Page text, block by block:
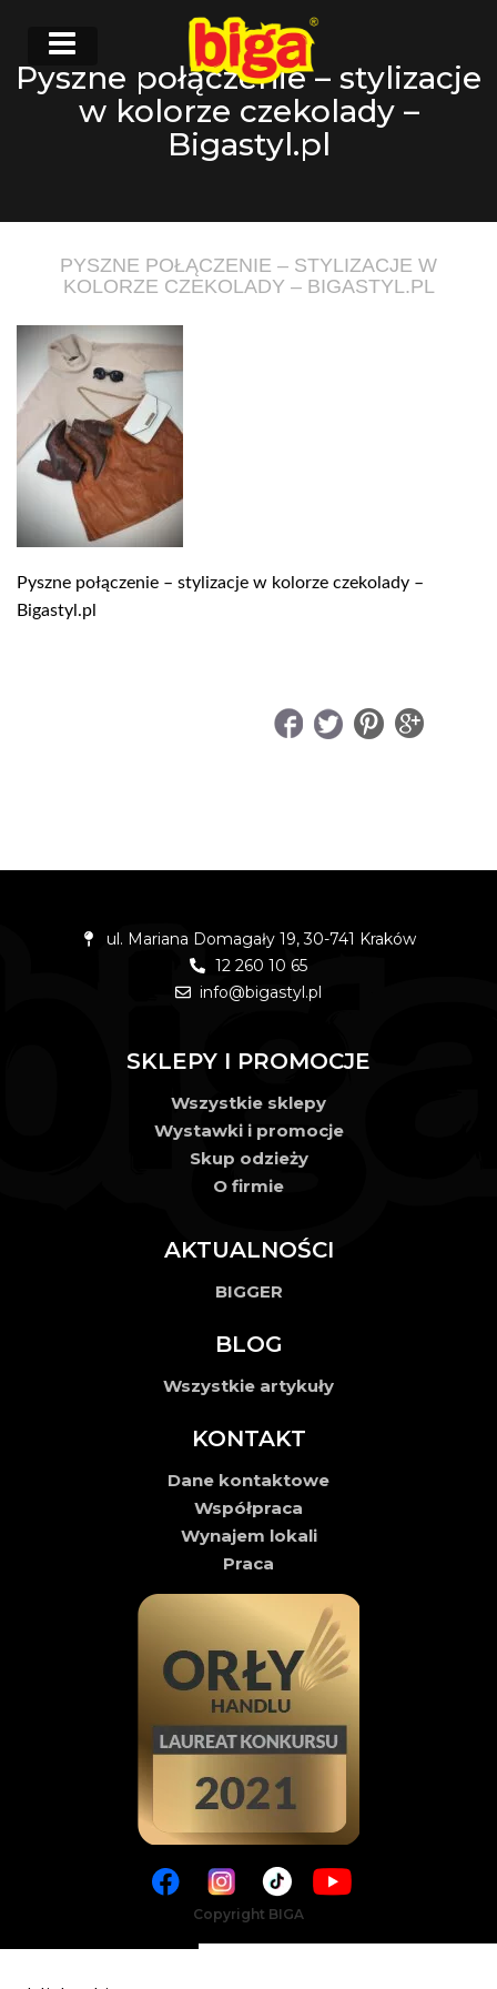
Pyszne połączenie – stylizacje
w kolorze czekolady –
Bigastyl.pl
PYSZNE POŁĄCZENIE – STYLIZACJE W
KOLORZE CZEKOLADY – BIGASTYL.PL
Pyszne połączenie – stylizacje w kolorze czekolady –
Bigastyl.pl
ul. Mariana Domagały 19, 30-741 Kraków
12 260 10 65
info@bigastyl.pl
SKLEPY I PROMOCJE
Wszystkie sklepy
Wystawki i promocje
Skup odzieży
O firmie
AKTUALNOŚCI
BIGGER
BLOG
Wszystkie artykuły
KONTAKT
Dane kontaktowe
Współpraca
Wynajem lokali
Praca
Copyright BIGA